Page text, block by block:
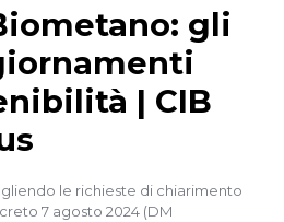
gli
| CIB
le richieste di chiarimento
7 agosto 2024 (DM